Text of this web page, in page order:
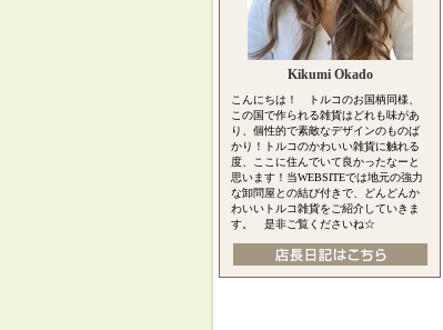
Kikumi Okado
こんにちは！ トルコのお国柄同様、
この国で作られる雑貨はどれも味があ
り、個性的で素敵なデザインのものば
かり！トルコのかわいい雑貨に触れる
度、ここに住んでいて良かったなーと
思います！当WEBSITEでは地元の強力
な卸問屋との結び付きで、どんどんか
わいいトルコ雑貨をご紹介していきま
す。 是非ご覧くださいね☆